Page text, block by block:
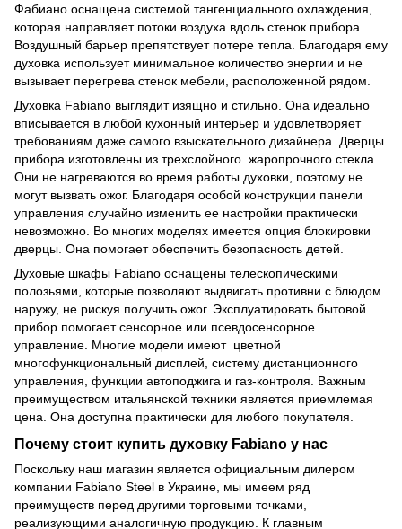
Фабиано оснащена системой тангенциального охлаждения,
которая направляет потоки воздуха вдоль стенок прибора.
Воздушный барьер препятствует потере тепла. Благодаря ему
духовка использует минимальное количество энергии и не
вызывает перегрева стенок мебели, расположенной рядом.
Духовка Fabiano выглядит изящно и стильно. Она идеально
вписывается в любой кухонный интерьер и удовлетворяет
требованиям даже самого взыскательного дизайнера. Дверцы
прибора изготовлены из трехслойного жаропрочного стекла.
Они не нагреваются во время работы духовки, поэтому не
могут вызвать ожог. Благодаря особой конструкции панели
управления случайно изменить ее настройки практически
невозможно. Во многих моделях имеется опция блокировки
дверцы. Она помогает обеспечить безопасность детей.
Духовые шкафы Fabiano оснащены телескопическими
полозьями, которые позволяют выдвигать противни с блюдом
наружу, не рискуя получить ожог. Эксплуатировать бытовой
прибор помогает сенсорное или псевдосенсорное
управление. Многие модели имеют цветной
многофункциональный дисплей, систему дистанционного
управления, функции автоподжига и газ-контроля. Важным
преимуществом итальянской техники является приемлемая
цена. Она доступна практически для любого покупателя.
Почему стоит купить духовку Fabiano у нас
Поскольку наш магазин является официальным дилером
компании Fabiano Steel в Украине, мы имеем ряд
преимуществ перед другими торговыми точками,
реализующими аналогичную продукцию. К главным